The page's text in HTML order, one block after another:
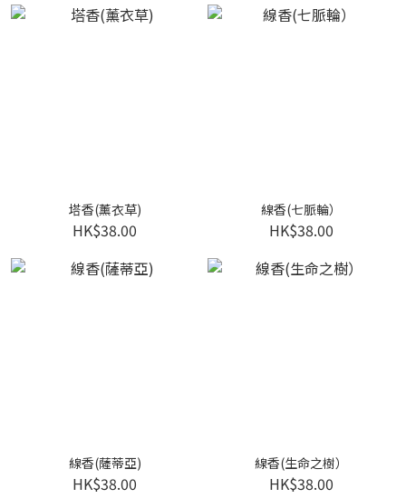
塔香(薰衣草)
HK$38.00
線香(七脈輪）
HK$38.00
線香(薩蒂亞)
HK$38.00
線香(生命之樹）
HK$38.00